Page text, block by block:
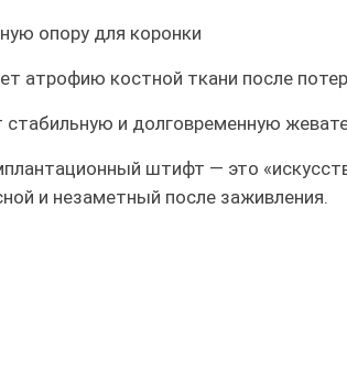
опору для коронки
атрофию костной ткани после
стабильную и долговременную
штифт — это
и незаметный после заживления.